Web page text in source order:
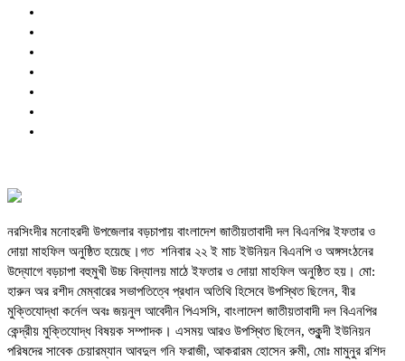
নরসিংদীর মনোহরদী উপজেলার বড়চাপায় বাংলাদেশ জাতীয়তাবাদী দল বিএনপির ইফতার ও
দোয়া মাহফিল অনুষ্ঠিত হয়েছে।গত শনিবার ২২ ই মাচ ইউনিয়ন বিএনপি ও অঙ্গসংঠনের
উদ্যোগে বড়চাপা বহুমুখী উচ্চ বিদ্যালয় মাঠে ইফতার ও দোয়া মাহফিল অনুষ্ঠিত হয়। মো:
হারুন অর রশীদ মেম্বারের সভাপতিত্বে প্রধান অতিথি হিসেবে উপস্থিত ছিলেন, বীর
মুক্তিযোদ্ধা কর্নেল অবঃ জয়নুল আবেদীন পিএসসি, বাংলাদেশ জাতীয়তাবাদী দল বিএনপির
কেন্দ্রীয় মুক্তিযোদ্ধ বিষয়ক সম্পাদক। এসময় আরও উপস্থিত ছিলেন, শুকুন্দী ইউনিয়ন
পরিষদের সাবেক চেয়ারম্যান আবদুল গনি ফরাজী, আকরারম হোসেন রুমী, মোঃ মামুনুর রশিদ